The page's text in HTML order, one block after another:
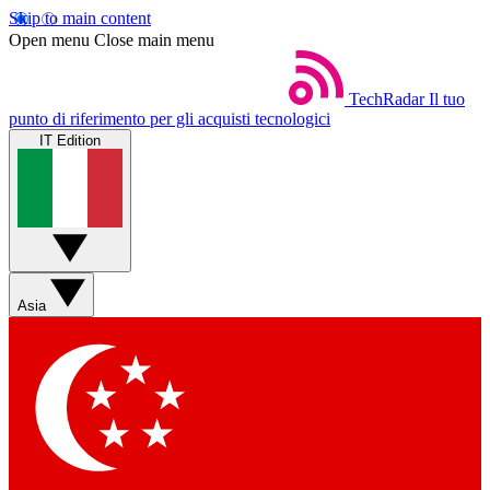
Skip to main content
Open menu Close main menu
TechRadar Il tuo
punto di riferimento per gli acquisti tecnologici
IT Edition
Asia